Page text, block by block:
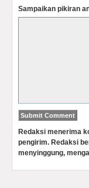
Sampaikan pikiran
Redaksi menerima
pengirim. Redaksi
menyinggung,